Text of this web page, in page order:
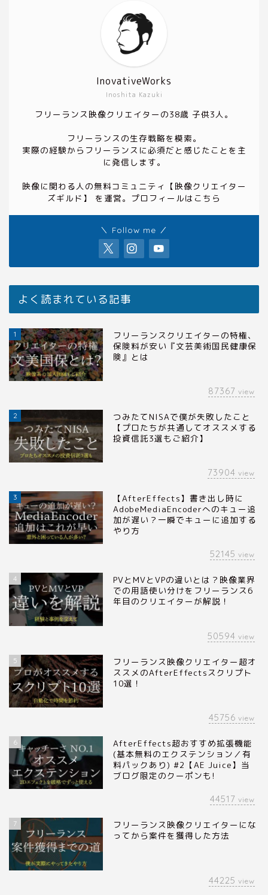
Inoshita Kazuki
InovativeWorks
フリーランス映像クリエイターの38歳 子供3人。
フリーランスの生存戦略を模索。
実際の経験からフリーランスに必須だと感じたことを主
に発信します。
映像に関わる人の無料コミュニティ
【映像クリエイター
ズギルド】
を運営。プロフィールは こちら
＼ Follow me ／
よく読まれている記事
1
フリーランスクリエイターの特権、
保険料が安い『文芸美術国民健康保
険』とは
87367 view
2
つみたてNISAで僕が失敗したこと
【プロたちが共通してオススメする
投資信託3選もご紹介】
73904 view
3
【AfterEffects】書き出し時に
AdobeMediaEncoderへのキュー追
加が遅い？一瞬でキューに追加する
やり方
52145 view
4
PVとMVとVPの違いとは？映像業界
での用語使い分けをフリーランス6
年目のクリエイターが解説！
50594 view
5
フリーランス映像クリエイター超オ
ススメのAfterEffectsスクリプト
10選！
45756 view
6
AfterEffects超おすすめ拡張機能
(基本無料のエクステンション／有
料パックあり) #2【AE Juice】当
ブログ限定のクーポンも!
44517 view
7
フリーランス映像クリエイターにな
ってから案件を獲得した方法
44225 view